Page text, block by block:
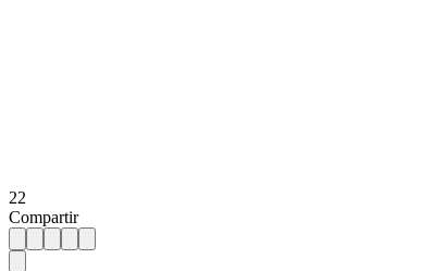
22
Compartir